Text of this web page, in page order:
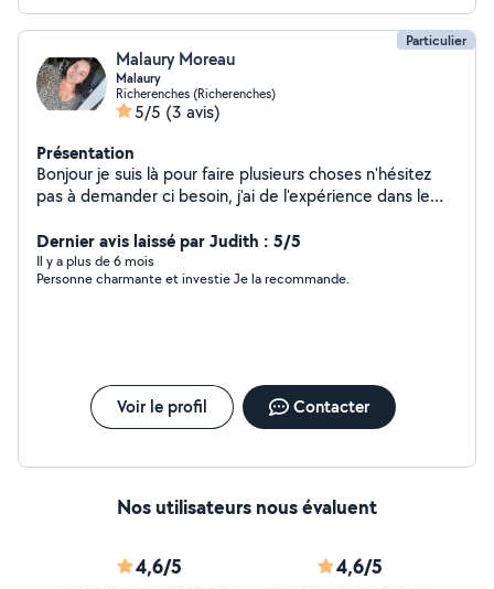
Particulier
Malaury Moreau
Malaury
Richerenches (Richerenches)
5/5 (3 avis)
Présentation
Bonjour je suis là pour faire plusieurs choses n'hésitez
pas à demander ci besoin, j'ai de l'expérience dans le
ans Et un chat de 3ans
Dernier avis laissé par Judith : 5/5
Il y a plus de 6 mois
Personne charmante et investie Je la recommande.
Voir le profil Contacter
Nos utilisateurs nous évaluent
4,6/5 4,6/5